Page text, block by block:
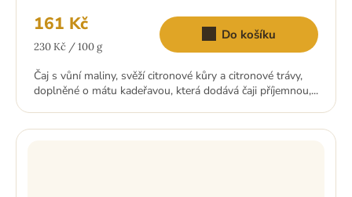
161 Kč
Měrná
230 Kč / 100 g
Do košíku
Čaj s vůní maliny, svěží citronové kůry a citronové trávy,
doplněné o mátu kadeřavou, která dodává čaji příjemnou,...